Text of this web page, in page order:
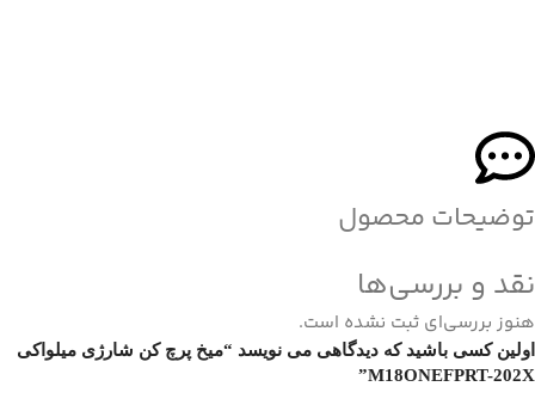
توضیحات محصول
نقد و بررسی‌ها
هنوز بررسی‌ای ثبت نشده است.
اولین کسی باشید که دیدگاهی می نویسد “میخ پرچ کن شارژی میلواکی
M18ONEFPRT-202X”